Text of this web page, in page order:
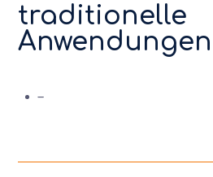
traditionelle
Anwendungen
–